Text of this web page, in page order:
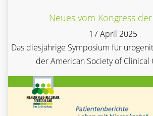
Neues vom Kongress der
17 April 2025
Das diesjährige Symposium für
der American Society of Clinical